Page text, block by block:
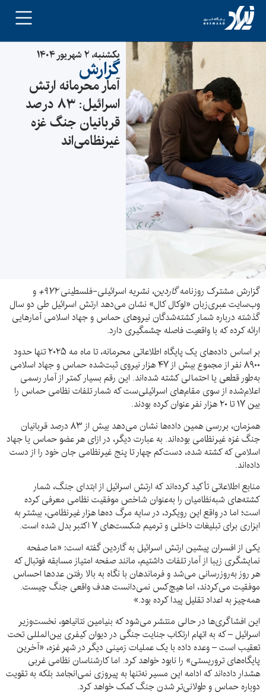
یکشنبه، ۲ شهریور ۱۴۰۴
گزارش
آمار محرمانه ارتش
اسرائیل: ۸۳ درصد
قربانیان جنگ غزه
غیرنظامی‌اند
گزارش مشترک روزنامهگاردین، نشریه اسرائیلی-فلسطینی۹۷۲+ و
وب‌سایت عبری‌زبان «لوکال کال» نشان می‌دهد ارتش اسرائیل طی دو سال
گذشته درباره شمار کشته‌شدگان نیروهای حماس و جهاد اسلامی آمارهایی
ارائه کرده که با واقعیت فاصله چشمگیری دارد.
بر اساس داده‌های یک پایگاه اطلاعاتی محرمانه، تا ماه مه ۲۰۲۵ تنها حدود
۸۹۰۰ نفر از مجموع بیش از ۴۷ هزار نیروی ثبت‌شده حماس و جهاد اسلامی
به‌طور قطعی یا احتمالی کشته شده‌اند. این رقم بسیار کمتر از آمار رسمی
اعلام‌شده از سوی مقام‌های اسرائیلی‌ست که شمار تلفات نظامی حماس را
بین ۱۷ تا ۲۰ هزار نفر عنوان کرده بودند.
همزمان، بررسی همین داده‌ها نشان می‌دهد بیش از ۸۳ درصد قربانیان
جنگ غزه غیرنظامی بوده‌اند. به عبارت دیگر، در ازای هر عضو حماس یا جهاد
اسلامی که کشته شده، دست‌کم چهار تا پنج غیرنظامی جان خود را از دست
داده‌اند.
منابع اطلاعاتی تأکید کرده‌اند که ارتش اسرائیل از ابتدای جنگ، شمار
کشته‌های شبه‌نظامیان را به‌عنوان شاخص موفقیت نظامی معرفی کرده
است؛ اما در واقع این رویکرد، در سایه مرگ ده‌ها هزار غیرنظامی، بیشتر به
ابزاری برای تبلیغات داخلی و ترمیم شکست‌های ۷ اکتبر بدل شده است.
یکی از افسران پیشین ارتش اسرائیل به گاردین گفته است: «ما صفحه
نمایشگری زیبا از آمار تلفات داشتیم، مانند صفحه امتیاز مسابقه فوتبال که
هر روز به‌روزرسانی می‌شد و فرماندهان با نگاه به بالا رفتن عددها احساس
موفقیت می‌کردند، اما هیچ‌کس نمی‌دانست هدف واقعی جنگ چیست.
همه‌چیز به اعداد تقلیل پیدا کرده بود.»
این افشاگری‌ها در حالی منتشر می‌شود که بنیامین نتانیاهو، نخست‌وزیر
اسرائیل – که به اتهام ارتکاب جنایت جنگی در دیوان کیفری بین‌المللی تحت
تعقیب است – وعده داده با یک عملیات زمینی دیگر در شهر غزه، «آخرین
پایگاه‌های تروریستی» را نابود خواهد کرد. اما کارشناسان نظامی غربی
هشدار داده‌اند که ادامه این مسیر نه‌تنها به پیروزی نمی‌انجامد بلکه به تقویت
دوباره حماس و طولانی‌تر شدن جنگ کمک خواهد کرد.